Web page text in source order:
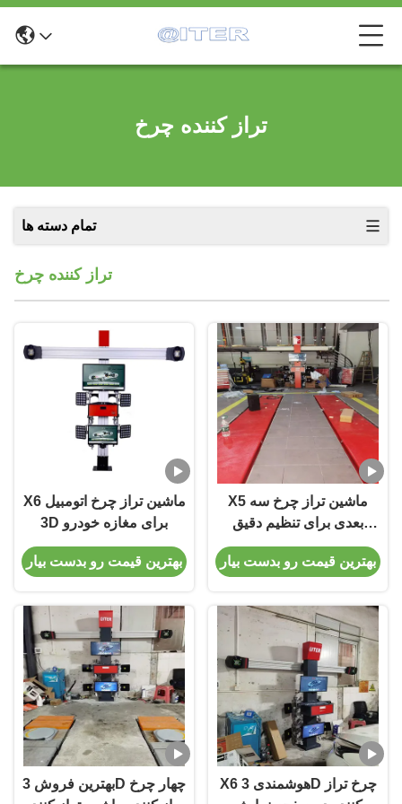
تراز کننده چرخ
تمام دسته ها
تراز کننده چرخ
X6 ماشین تراز چرخ اتومبیل
3D برای مغازه خودرو
بهترین قیمت رو بدست بیار
X5 ماشین تراز چرخ سه
بعدی برای تنظیم دقیق
لاستیک
بهترین قیمت رو بدست بیار
بهترین فروش 3D چهار چرخ
X6 هوشمندی 3D چرخ تراز